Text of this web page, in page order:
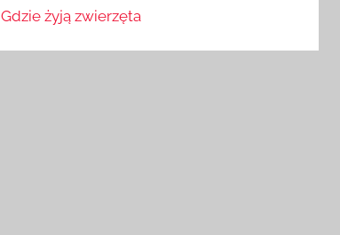
Gdzie żyją zwierzęta